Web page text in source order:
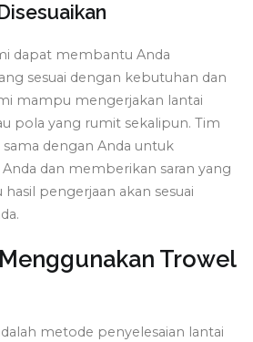
dapat membantu Anda
sesuai dengan kebutuhan dan
mampu mengerjakan lantai
pola yang rumit sekalipun. Tim
dengan Anda untuk
dan memberikan saran yang
pengerjaan akan sesuai
Trowel
metode penyelesaian lantai